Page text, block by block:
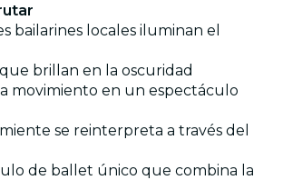
bailarines locales iluminan el
que brillan en la oscuridad
movimiento en un espectáculo
se reinterpreta a través del
de ballet único que combina la